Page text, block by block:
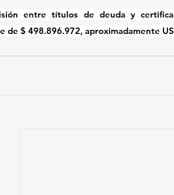
entre títulos de deuda y
de $ 498.896.972, aproximadamente